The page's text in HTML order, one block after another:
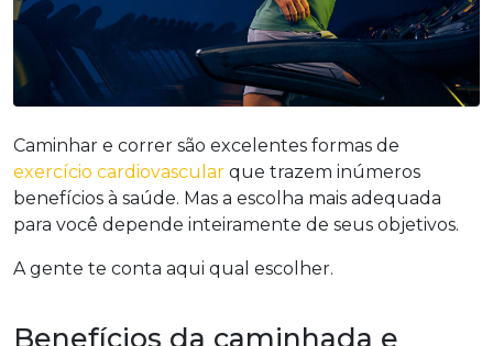
Caminhar e correr são excelentes formas de
exercício cardiovascular que trazem inúmeros
benefícios à saúde. Mas a escolha mais adequada
para você depende inteiramente de seus objetivos.
A gente te conta aqui qual escolher.
Benefícios da caminhada e